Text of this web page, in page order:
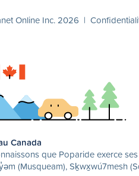
Online Inc. 2026 |
Canada
que Poparide exerce
(Musqueam), Sḵwx̱wú7mesh